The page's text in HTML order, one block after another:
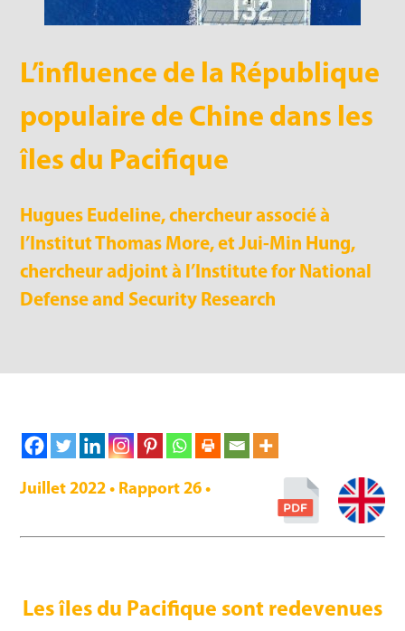
L’influence de la République
populaire de Chine dans les
îles du Pacifique
Hugues Eudeline, chercheur associé à
l’Institut Thomas More, et Jui-Min Hung,
chercheur adjoint à l’Institute for National
Defense and Security Research
Juillet 2022 • Rapport 26 •
Les îles du Pacifique sont redevenues